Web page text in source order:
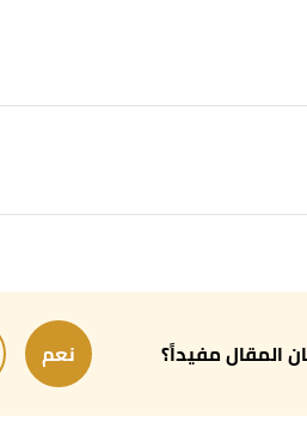
,soilmanagementindia
المقال مفيداً؟ نعم